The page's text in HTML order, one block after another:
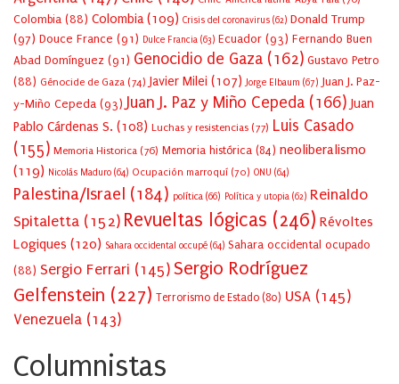
Colombia (88) Colombia(109) Crisis del coronavirus (62) Donald Trump
(97) Douce France (91) Dulce Francia (63) Ecuador (93) Fernando Buen
Abad Domínguez (91) Genocidio de Gaza (162) Gustavo Petro
(88) Génocide de Gaza (74) Javier Milei (107) Jorge Elbaum (67) Juan J. Paz-
y-Miño Cepeda (93) Juan J. Paz y Miño Cepeda (166) Juan
Pablo Cárdenas S. (108) Luchas y resistencias (77) Luis Casado
(155) Memoria Historica (76) Memoria histórica (84) neoliberalismo
(119) Nicolás Maduro (64) Ocupación marroquí (70) ONU (64)
Palestina/Israel (184) política (66) Política y utopia (62) Reinaldo
Spitaletta (152) Revueltas lógicas (246) Révoltes
Logiques (120) Sahara occidental occupé (64) Sahara occidental ocupado
(88) Sergio Ferrari (145) Sergio Rodríguez
Gelfenstein (227) Terrorismo de Estado (80) USA (145)
Venezuela (143)
Columnistas